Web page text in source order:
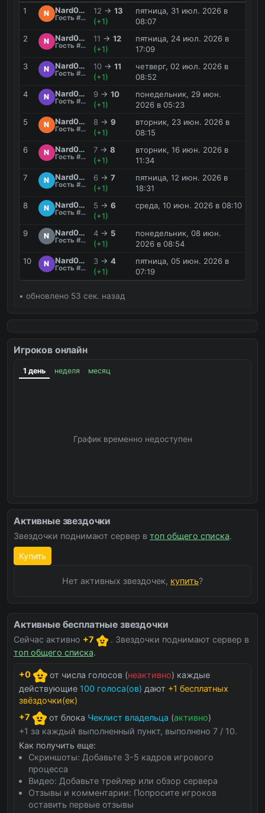
1
N Nard0m_3
Гость #VEQE
12 → 13
(+1)
пятница, 31 июл. 2026 в
08:07
2
N Nard0m_2
Гость #VEQD
11 → 12
(+1)
пятница, 24 июл. 2026 в
17:09
3
N Nard0m10_
Гость #FYYM
10→ 11
(+1)
четверг, 02 июл. 2026 в
08:52
4
N Nard0m10_
Гость #FYYM
9→ 10
(+1)
понедельник, 29 июн.
2026 в 05:23
5
N Nard0m9_
Гость #VDUW
8→ 9
(+1)
вторник, 23 июн. 2026 в
08:15
6
N Nard0m8_
Гость #VDU1
7→ 8
(+1)
вторник, 16 июн. 2026 в
11:34
7
N Nard0m7_
Гость #VDT6
6→ 7
(+1)
пятница, 12 июн. 2026 в
18:31
8
N Nard0m_7
Гость #VEQI
5 → 6
(+1)
среда, 10 июн. 2026 в 08:10
9 N Nard0m6_
Гость #VDSB
4→ 5
(+1)
понедельник, 08 июн.
2026 в 08:54
10
N Nard0m5_
Гость #VDRG
3→ 4
(+1)
пятница, 05 июн. 2026 в
07:19
• обновлено 53 сек. назад
Игроков онлайн
1 день неделя месяц
График временно недоступен
Активные звездочки
Звездочки поднимают сервер в топ общего списка.
Купить
Нет активных звездочек, купить?
Активные бесплатные звездочки
Сейчас активно +7
. Звездочки поднимают сервер в
топ общего списка.
+0 от числа голосов (неактивно) каждые
действующие 100 голоса(ов) дают +1 бесплатных
звёздочки(ек)
+7
от блока Чеклист владельца (активно)
+1 за каждый выполненный пункт, выполнено 7 / 10.
Как получить еще:
Скриншоты: Добавьте 3-5 кадров игрового
процесса
Видео: Добавьте трейлер или обзор сервера
Отзывы и комментарии: Попросите игроков
оставить первые отзывы